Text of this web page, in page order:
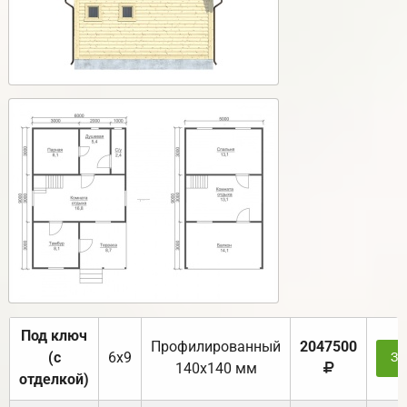
Под ключ
(с
отделкой)
6х9
Профилированный
140х140 мм
2047500